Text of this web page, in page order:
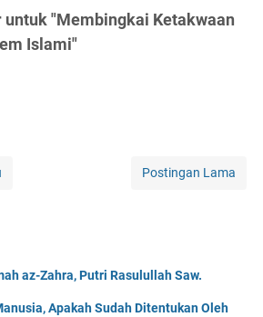
untuk "Membingkai Ketakwaan
Islami"
Postingan Lama
az-Zahra, Putri Rasulullah Saw.
Apakah Sudah Ditentukan Oleh